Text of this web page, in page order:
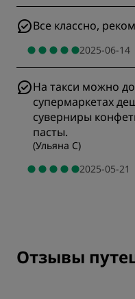
Все классно,
2025-06-14
На такси можно
супермаркетах
суверниры
пасты.
(Ульяна С)
2025-05-21
Отзывы